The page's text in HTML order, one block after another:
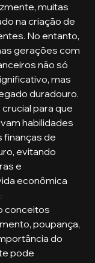
muitas
na criação de
No entanto,
gerações com
não só
mas
duradouro.
para que
habilidades
finanças de
evitando
e
econômica
conceitos
poupança,
do
pode